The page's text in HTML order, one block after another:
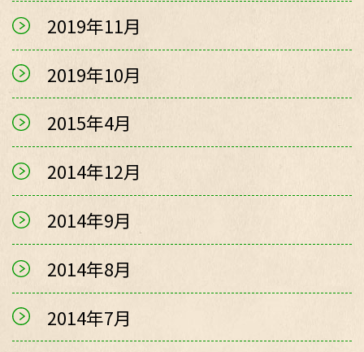
2019年11月
2019年10月
2015年4月
2014年12月
2014年9月
2014年8月
2014年7月